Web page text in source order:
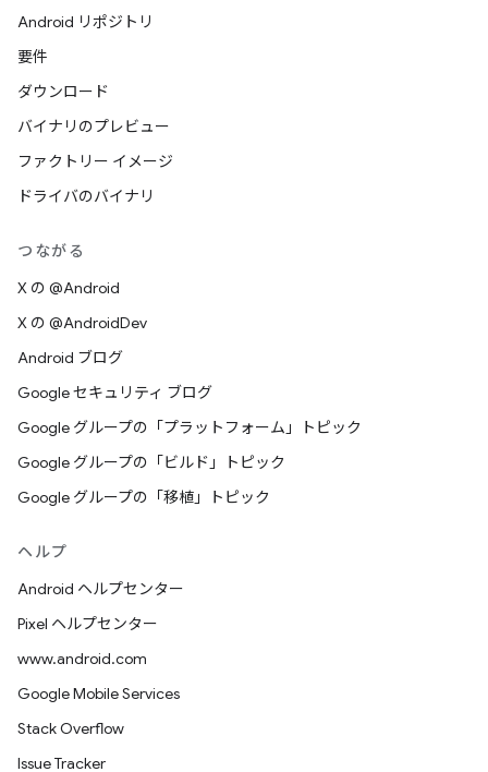
Android リポジトリ
要件
ダウンロード
バイナリのプレビュー
ファクトリー イメージ
ドライバのバイナリ
つながる
X の @Android
X の @AndroidDev
Android ブログ
Google セキュリティ ブログ
Google グループの「プラットフォーム」トピック
Google グループの「ビルド」トピック
Google グループの「移植」トピック
ヘルプ
Android ヘルプセンター
Pixel ヘルプセンター
www.android.com
Google Mobile Services
Stack Overflow
Issue Tracker